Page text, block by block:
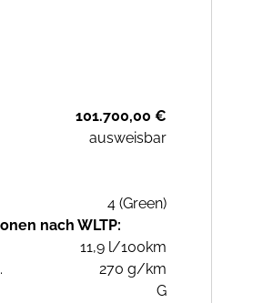
101.700,00 €
ausweisbar
4 (Green)
nach WLTP:
11,9 l/100km
270 g/km
G